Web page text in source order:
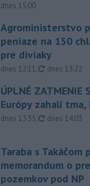
dnes 15:00
Agroministerstvo
peniaze na 150
pre diviaky
dnes 12:11, aktualizované
dnes 13:22
ÚPLNÉ ZATMENIE
Európy zahalí
dnes 13:35, aktualizované
dnes 14:03
Taraba s Takáčom
memorandum o
pozemkov pod NP